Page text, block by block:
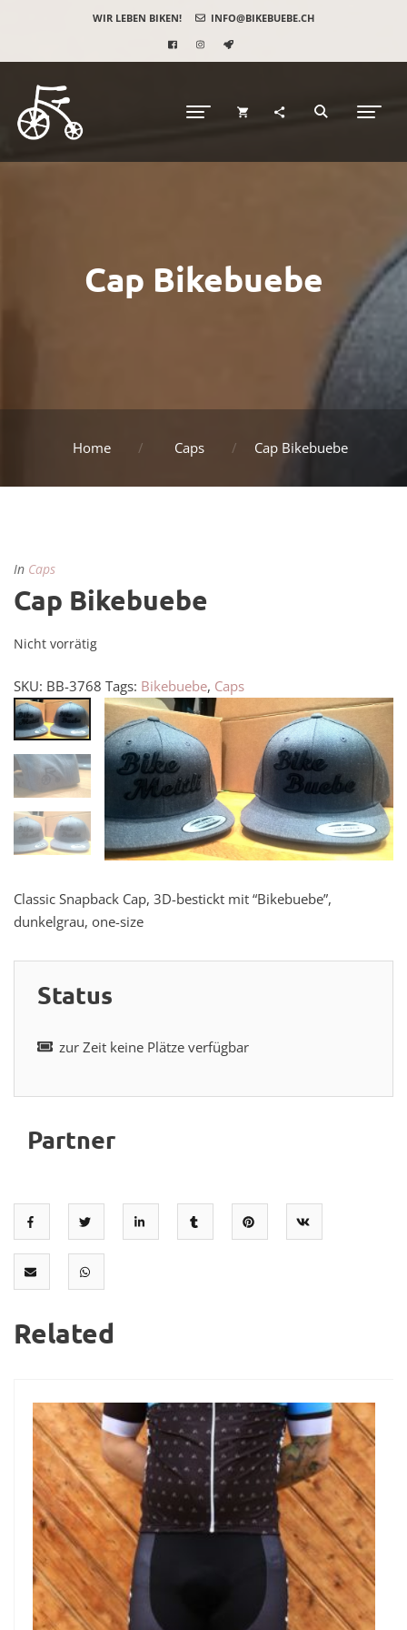
WIR LEBEN BIKEN! INFO@BIKEBUEBE.CH
Cap Bikebuebe
Home Caps Cap Bikebuebe
In Caps
Cap Bikebuebe
Nicht vorrätig
SKU: BB-3768 Tags: Bikebuebe, Caps
Classic Snapback Cap, 3D-bestickt mit “Bikebuebe”,
dunkelgrau, one-size
Status
zur Zeit keine Plätze verfügbar
Partner
Related